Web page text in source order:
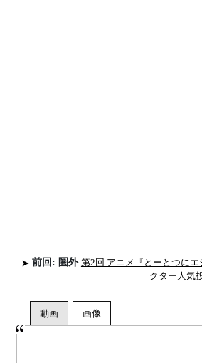
前回: 圏外 第2回 アニメ『とーとつに
クター人気